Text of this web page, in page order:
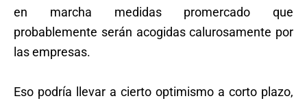
en marcha medidas promercado que
probablemente serán acogidas calurosamente por
las empresas.
Eso podría llevar a cierto optimismo a corto plazo,